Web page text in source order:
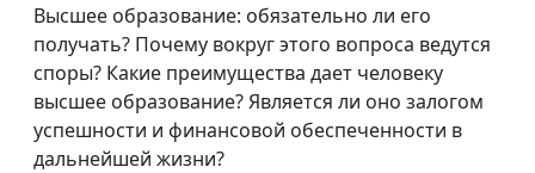
Наталья Булатова,
Сергей Катаев, Елена
Солдатова
Дмитрий Булатов,
Высшее образование: обязательно ли его
получать? Почему вокруг этого вопроса ведутся
споры? Какие преимущества дает человеку
высшее образование? Является ли оно залогом
успешности и финансовой обеспеченности в
дальнейшей жизни?